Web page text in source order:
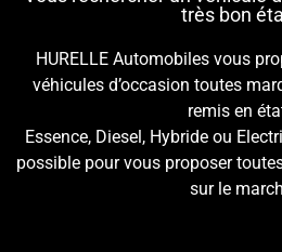
très bon
HURELLE Automobiles vous
véhicules d’occasion toutes
remis en
Essence, Diesel, Hybride ou
possible pour vous proposer
sur le